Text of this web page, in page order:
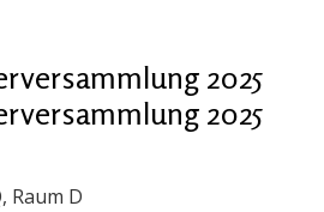
2025
2025
Raum D